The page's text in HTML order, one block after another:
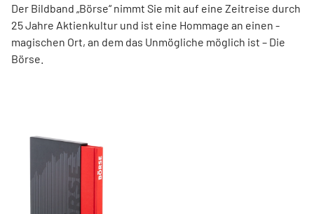
Der Bildband ­„Börse“ nimmt Sie mit auf eine Zeit­reise durch
25 Jahre Aktienkultur und ist eine Hommage an ­einen ­
magischen Ort, an dem das Unmögliche ­möglich ist – Die
Börse.